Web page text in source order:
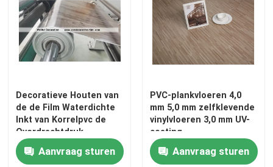
Decoratieve Houten van
de de Film Waterdichte
Inkt van Korrelpvc de
Overdrachtdruk
Aanvraag sturen
PVC-plankvloeren 4,0
mm 5,0 mm zelfklevende
vinylvloeren 3,0 mm UV-
coating
Aanvraag sturen